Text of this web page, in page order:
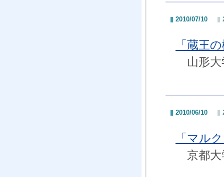
2010/07/10
「蔵王
山形大
2010/06/10
「マル
京都大